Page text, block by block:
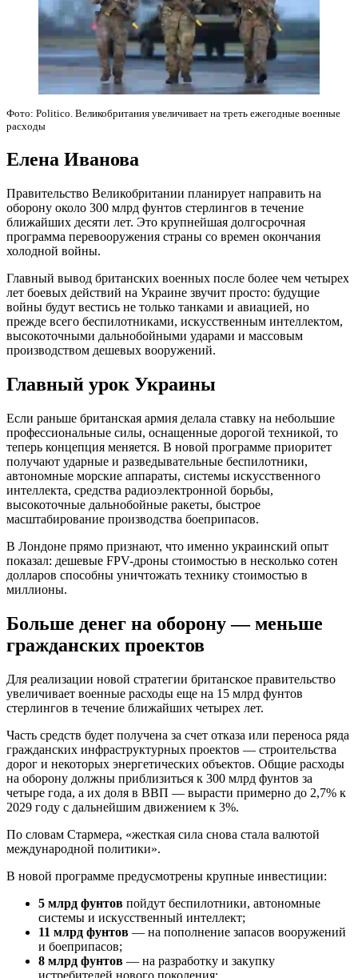
Фото: Politico. Великобритания увеличивает на треть ежегодные военные
расходы
Елена Иванова
Правительство Великобритании планирует направить на
оборону около 300 млрд фунтов стерлингов в течение
ближайших десяти лет. Это крупнейшая долгосрочная
программа перевооружения страны со времен окончания
холодной войны.
Главный вывод британских военных после более чем четырех
лет боевых действий на Украине звучит просто: будущие
войны будут вестись не только танками и авиацией, но
прежде всего беспилотниками, искусственным интеллектом,
высокоточными дальнобойными ударами и массовым
производством дешевых вооружений.
Главный урок Украины
Если раньше британская армия делала ставку на небольшие
профессиональные силы, оснащенные дорогой техникой, то
теперь концепция меняется. В новой программе приоритет
получают ударные и разведывательные беспилотники,
автономные морские аппараты, системы искусственного
интеллекта, средства радиоэлектронной борьбы,
высокоточные дальнобойные ракеты, быстрое
масштабирование производства боеприпасов.
В Лондоне прямо признают, что именно украинский опыт
показал: дешевые FPV-дроны стоимостью в несколько сотен
долларов способны уничтожать технику стоимостью в
миллионы.
Больше денег на оборону — меньше
гражданских проектов
Для реализации новой стратегии британское правительство
увеличивает военные расходы еще на 15 млрд фунтов
стерлингов в течение ближайших четырех лет.
Часть средств будет получена за счет отказа или переноса ряда
гражданских инфраструктурных проектов — строительства
дорог и некоторых энергетических объектов. Общие расходы
на оборону должны приблизиться к 300 млрд фунтов за
четыре года, а их доля в ВВП — вырасти примерно до 2,7% к
2029 году с дальнейшим движением к 3%.
По словам Стармера, «жесткая сила снова стала валютой
международной политики».
В новой программе предусмотрены крупные инвестиции:
5 млрд фунтов пойдут беспилотники, автономные
системы и искусственный интеллект;
11 млрд фунтов — на пополнение запасов вооружений
и боеприпасов;
8 млрд фунтов — на разработку и закупку
истребителей нового поколения;